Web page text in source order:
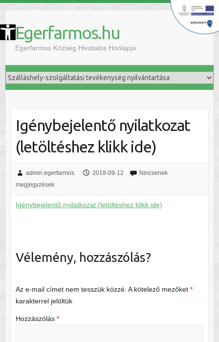
Eszköztár megnyitása Egerfarmos.hu
Egerfarmos Község Hivatalos Honlapja
Igénybejelentő nyilatkozat
(letöltéshez klikk ide)
admin.egerfarmos 2018-09-12
Nincsenek
megjegyzések
Igénybejelentő nyilatkozat (letöltéshez klikk ide)
Vélemény, hozzászólás?
Az e-mail címet nem tesszük közzé. A kötelező mezőket *
karakterrel jelöltük
Hozzászólás *